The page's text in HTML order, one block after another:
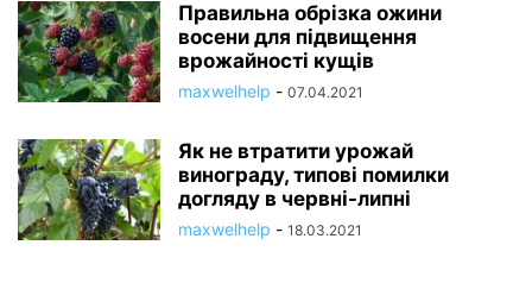
Правильна обрізка ожини
восени для підвищення
врожайності кущів
maxwelhelp - 07.04.2021
Як не втратити урожай
винограду, типові помилки
догляду в червні-липні
maxwelhelp - 18.03.2021